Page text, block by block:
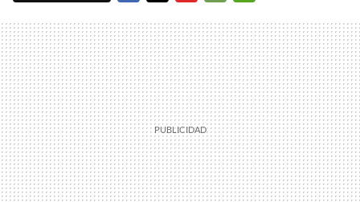
MAIL